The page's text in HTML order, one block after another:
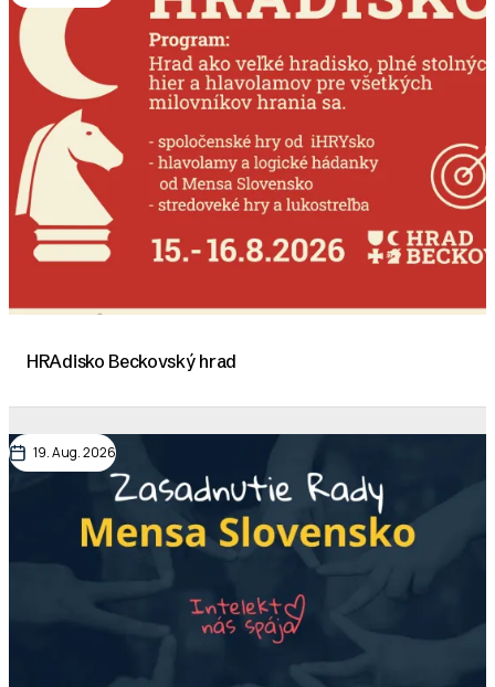
HRAdisko Beckovský hrad
19. Aug. 2026